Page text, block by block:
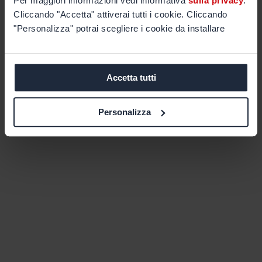
Cliccando "Accetta" attiverai tutti i cookie. Cliccando
"Personalizza" potrai scegliere i cookie da installare
Accetta tutti
Personalizza